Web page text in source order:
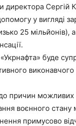
директора
у вигляді
25 мільйонів),
буде
причин можливих
воєнного стану
примусово